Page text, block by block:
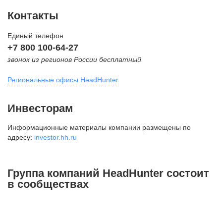
Контакты
Единый телефон
+7 800 100-64-27
звонок из регионов России бесплатный
Региональные офисы HeadHunter
внутригородская территория
Муниципальный округ Тверской,
2-я Брестская ул., д. 48,
+7 495 980-64-27
Инвесторам
Информационные материалы компании размещены по
адресу: investor.hh.ru
Группа компаний HeadHunter состоит
в сообществах